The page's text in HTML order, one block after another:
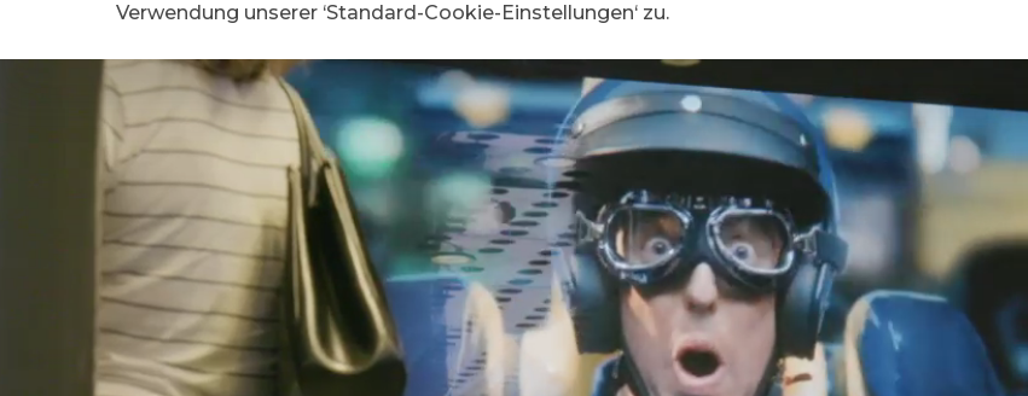
Verwendung unserer ‘Standard-Cookie-Einstellungen‘ zu.